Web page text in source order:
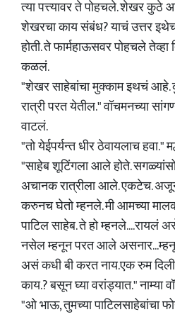
त्या पत्त्यावर ते पोहचले. शेखर कुठे
शेखरचा काय संबंध? याचं उत्तर
होती. ते फार्महाऊसवर पोहचले
कळलं.
"शेखर साहेबांचा मुक्काम इथचं
रात्री परत येतील." वॉचमनच्या
वाटलं.
"तो येईपर्यन्त धीर ठेवायलाच हवा."
"साहेब शूटिंगला आले होते.
अचानक रात्रीला आले. एकटेच.
करुनच घेतो म्हनले. मी आमच्या
पाटिल साहेब. ते हो म्हनले....रायलं
नसेल म्हनून परत आले
असं कधी बी करत नाय.एक रुम दिली
काय.? बसून घ्या वरांड्यात." नाम्या
"ओ भाऊ, तुमच्या पाटिलसाहेबांचा